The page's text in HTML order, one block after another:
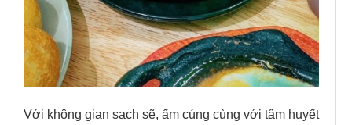
Với không gian sạch sẽ, ấm cúng cùng với tâm huyết